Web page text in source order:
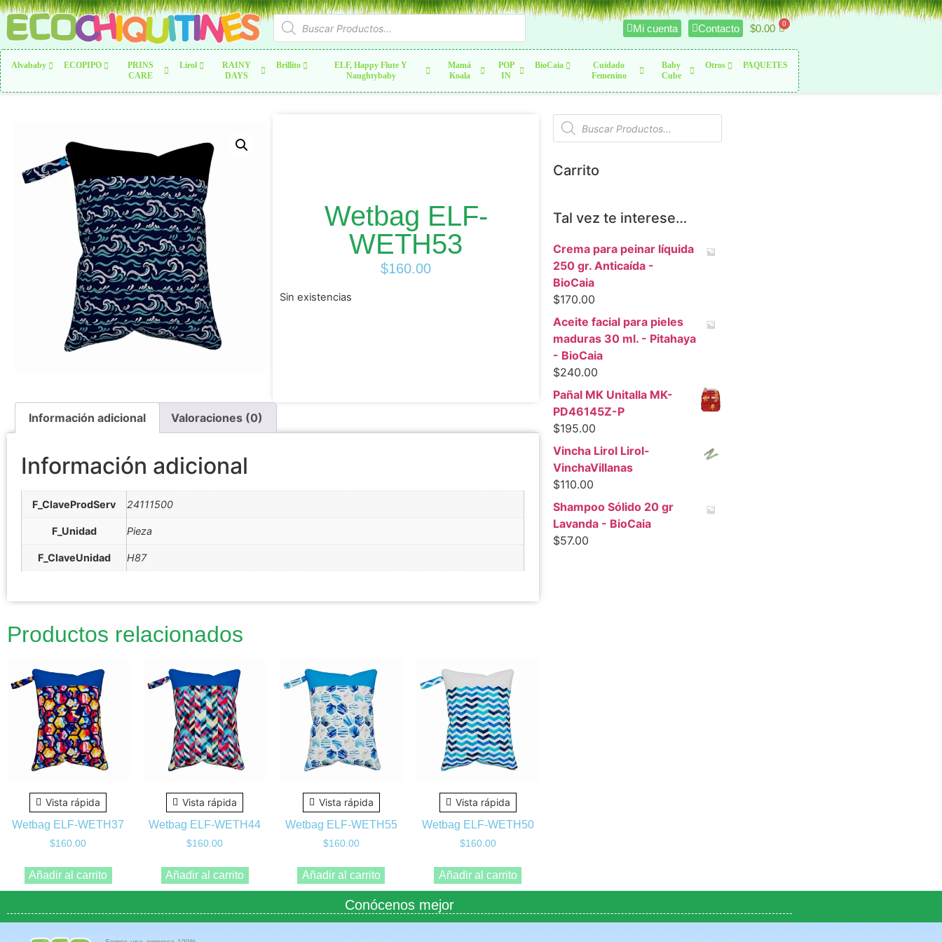
Mi cuenta Contacto $0.00
Alvababy ECOPIPO
PRINS
CARE
Lirol
RAINY
DAYS
Brillito
ELF, Happy Flute Y
Naughtybaby
Mamá
Koala
POP
IN
BioCaia
Cuidado
Femenino
Baby
Cube
Otros PAQUETES
Wetbag ELF-
WETH53
$160.00
Sin existencias
Información adicional Valoraciones (0)
Información adicional
F_ClaveProdServ 24111500
F_Unidad Pieza
F_ClaveUnidad H87
Productos relacionados
Vista rápida
Wetbag ELF-WETH37
$160.00
Añadir al carrito
Vista rápida
Wetbag ELF-WETH44
$160.00
Añadir al carrito
Vista rápida
Wetbag ELF-WETH55
$160.00
Añadir al carrito
Vista rápida
Wetbag ELF-WETH50
$160.00
Añadir al carrito
Carrito
Tal vez te interese…
Crema para peinar líquida
250 gr. Anticaída -
BioCaia
$170.00
Aceite facial para pieles
maduras 30 ml. - Pitahaya
- BioCaia
$240.00
Pañal MK Unitalla MK-
PD46145Z-P
$195.00
Vincha Lirol Lirol-
VinchaVillanas
$110.00
Shampoo Sólido 20 gr
Lavanda - BioCaia
$57.00
Conócenos mejor